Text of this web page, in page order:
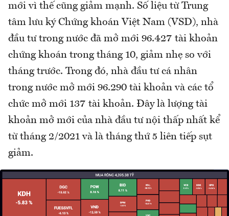
mới vì thế cũng giảm mạnh. Số liệu từ Trung
tâm lưu ký Chứng khoán Việt Nam (VSD), nhà
đầu tư trong nước đã mở mới 96.427 tài khoản
chứng khoán trong tháng 10, giảm nhẹ so với
tháng trước. Trong đó, nhà đầu tư cá nhân
trong nước mở mới 96.290 tài khoản và các tổ
chức mở mới 137 tài khoản. Đây là lượng tài
khoản mở mới của nhà đầu tư nội thấp nhất kể
từ tháng 2/2021 và là tháng thứ 5 liên tiếp sụt
giảm.